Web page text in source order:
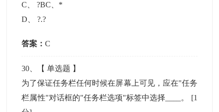
C 、?BC、*
D 、?.?
答案：C
30 、【单选题 】
为了保证任务栏任何时候在屏幕上可见，应在"任务
栏属性"对话框的"任务栏选项"标签中选择____。 [1